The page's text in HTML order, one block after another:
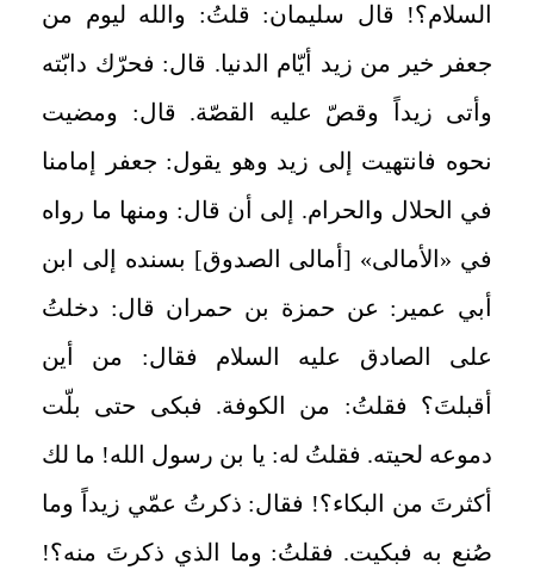
السلام؟! قال سليمان: قلتُ: والله ليوم من
جعفر خير من زيد أيّام الدنيا. قال: فحرّك دابّته
وأتى زيداً وقصّ عليه القصّة. قال: ومضيت
نحوه فانتهيت إلى زيد وهو يقول: جعفر إمامنا
في الحلال والحرام. إلى أن قال: ومنها ما رواه
في «الأمالى» [أمالى الصدوق‏] بسنده إلى ابن
أبي عمير: عن حمزة بن حمران قال: دخلتُ
على الصادق عليه السلام فقال: من أين
أقبلتَ؟ فقلتُ: من الكوفة. فبكى حتى بلّت
دموعه لحيته. فقلتُ له: يا بن رسول الله! ما لك
أكثرتَ من البكاء؟! فقال: ذكرتُ عمّي زيداً وما
صُنع به فبكيت. فقلتُ: وما الذي ذكرتَ منه؟!